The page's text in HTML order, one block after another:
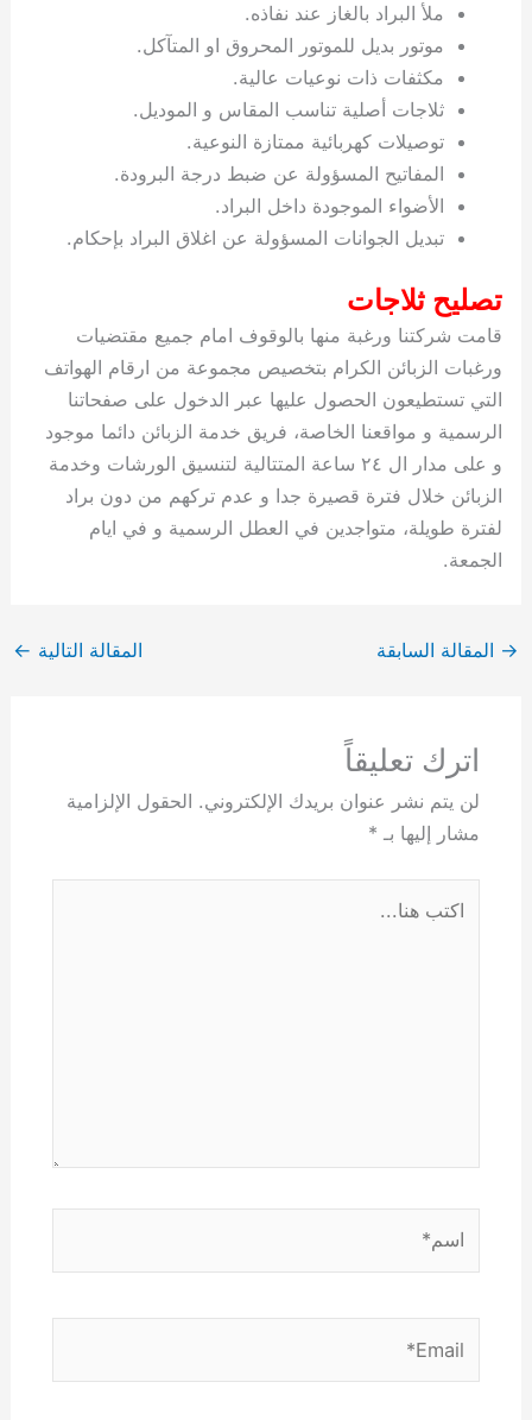
ملأ البراد بالغاز عند نفاذه.
موتور بديل للموتور المحروق او المتآكل.
مكثفات ذات نوعيات عالية.
ثلاجات أصلية تناسب المقاس و الموديل.
توصيلات كهربائية ممتازة النوعية.
المفاتيح المسؤولة عن ضبط درجة البرودة.
الأضواء الموجودة داخل البراد.
تبديل الجوانات المسؤولة عن اغلاق البراد بإحكام.
تصليح ثلاجات
قامت شركتنا ورغبة منها بالوقوف امام جميع مقتضيات
ورغبات الزبائن الكرام بتخصيص مجموعة من ارقام الهواتف
التي تستطيعون الحصول عليها عبر الدخول على صفحاتنا
الرسمية و مواقعنا الخاصة، فريق خدمة الزبائن دائما موجود
و على مدار ال ٢٤ ساعة المتتالية لتنسيق الورشات وخدمة
الزبائن خلال فترة قصيرة جدا و عدم تركهم من دون براد
لفترة طويلة، متواجدين في العطل الرسمية و في ايام
الجمعة.
→ المقالة السابقة المقالة التالية ←
اترك تعليقاً
لن يتم نشر عنوان بريدك الإلكتروني. الحقول الإلزامية
مشار إليها بـ *
هنا...